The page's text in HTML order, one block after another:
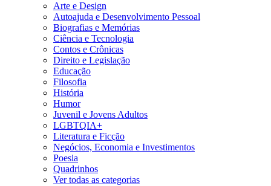
Arte e Design
Autoajuda e Desenvolvimento Pessoal
Biografias e Memórias
Ciência e Tecnologia
Contos e Crônicas
Direito e Legislação
Educação
Filosofia
História
Humor
Juvenil e Jovens Adultos
LGBTQIA+
Literatura e Ficção
Negócios, Economia e Investimentos
Poesia
Quadrinhos
Ver todas as categorias